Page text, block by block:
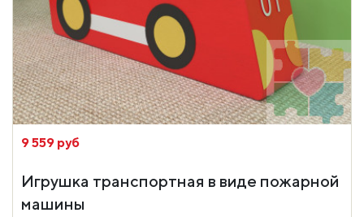
9 559 руб
Игрушка транспортная в виде пожарной
машины